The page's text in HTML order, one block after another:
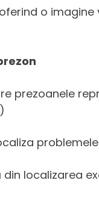
o imagine
prezoanele
problemele
localizarea